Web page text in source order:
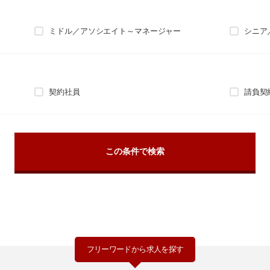
ミドル／アソシエイト～マネージャー シニア
契約社員 請負契
フリーワードから求人を探す